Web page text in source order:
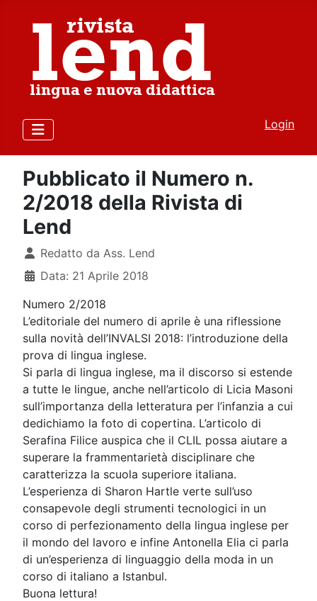
Login
Pubblicato il Numero n.
2/2018 della Rivista di
Lend
Dettagli
Redatto da Ass. Lend
Data: 21 Aprile 2018
Numero 2/2018
L’editoriale del numero di aprile è una riflessione
sulla novità dell’INVALSI 2018: l’introduzione della
prova di lingua inglese.
Si parla di lingua inglese, ma il discorso si estende
a tutte le lingue, anche nell’articolo di Licia Masoni
sull’importanza della letteratura per l’infanzia a cui
dedichiamo la foto di copertina. L’articolo di
Serafina Filice auspica che il CLIL possa aiutare a
superare la frammentarietà disciplinare che
caratterizza la scuola superiore italiana.
L’esperienza di Sharon Hartle verte sull’uso
consapevole degli strumenti tecnologici in un
corso di perfezionamento della lingua inglese per
il mondo del lavoro e infine Antonella Elia ci parla
di un’esperienza di linguaggio della moda in un
corso di italiano a Istanbul.
Buona lettura!